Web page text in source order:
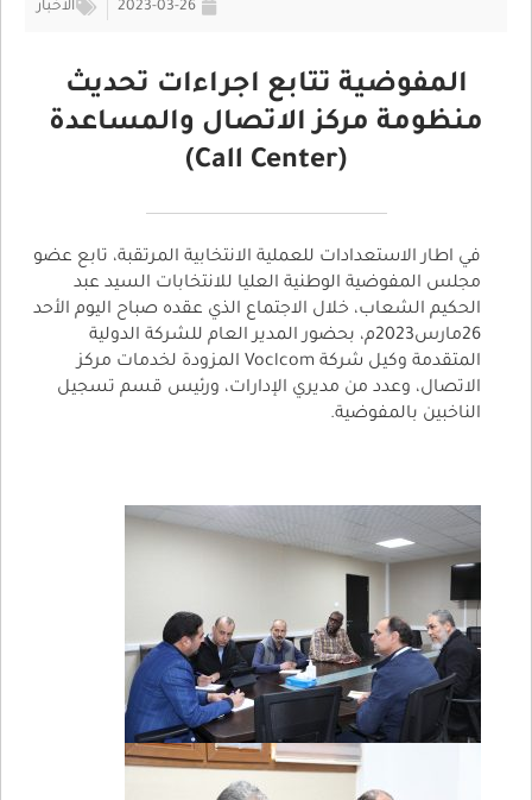
2023-03-26 الأخبار
المفوضية تتابع اجراءات تحديث
منظومة مركز الاتصال والمساعدة
(Call Center)
في اطار الاستعدادات للعملية الانتخابية المرتقبة، تابع عضو
مجلس المفوضية الوطنية العليا للانتخابات السيد عبد
الحكيم الشعاب، خلال الاجتماع الذي عقده صباح اليوم الأحد
26مارس2023م، بحضور المدير العام للشركة الدولية
المتقدمة وكيل شركة Voclcom المزودة لخدمات مركز
الاتصال، وعدد من مديري الإدارات، ورئيس قسم تسجيل
الناخبين بالمفوضية.